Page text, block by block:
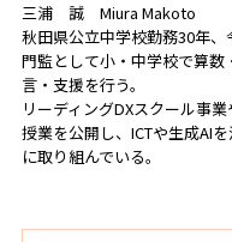
三浦 誠 Miura Makoto
秋田県公立中学校勤務30年
門監として小・中学校で算
言・支援を行う。
リーディングDXスクール事
授業を公開し、ICTや生成AI
に取り組んでいる。